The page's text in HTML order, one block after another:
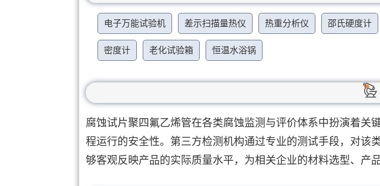
电子万能试验机 差示扫描量热仪 热重分析仪 邵氏硬度计
密度计 老化试验箱 恒温水浴锅
腐蚀试片聚四氟乙烯管在各类腐蚀监测与评价体系中扮演着
程运行的安全性。第三方检测机构通过专业的测试手段，对
够客观反映产品的实际质量水平，为相关企业的材料选型、产